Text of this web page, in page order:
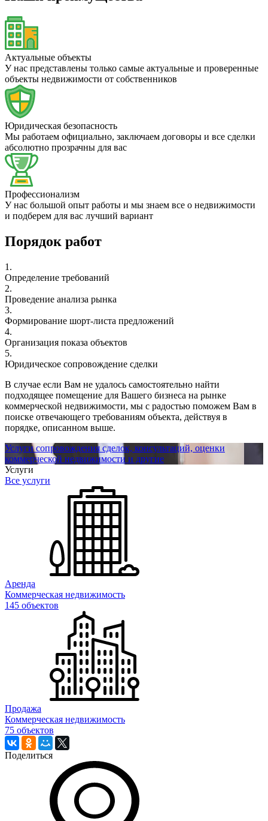
Актуальные объекты
У нас представлены только самые актуальные и проверенные
объекты недвижимости от собственников
Юридическая безопасность
Мы работаем официально, заключаем договоры и все сделки
абсолютно прозрачны для вас
Профессионализм
У нас большой опыт работы и мы знаем все о недвижимости
и подберем для вас лучший вариант
Порядок работ
1.
Определение требований
2.
Проведение анализа рынка
3.
Формирование шорт-листа предложений
4.
Организация показа объектов
5.
Юридическое сопровождение сделки
В случае если Вам не удалось самостоятельно найти
подходящее помещение для Вашего бизнеса на рынке
коммерческой недвижимости, мы с радостью поможем Вам в
поиске отвечающего требованиям объекта, действуя в
порядке, описанном выше.
Услуги сопровождения сделок, консультаций, оценки
коммерческой недвижимости и другие
Услуги
Все услуги
Аренда
Коммерческая недвижимость
145 объектов
Продажа
Коммерческая недвижимость
75 объектов
Поделиться